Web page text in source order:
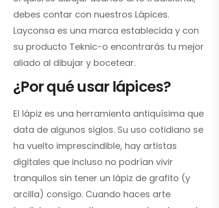
debes contar con nuestros Lápices.
Layconsa es una marca establecida y con
su producto Teknic-o encontrarás tu mejor
aliado al dibujar y bocetear.
¿Por qué usar lápices?
El lápiz es una herramienta antiquísima que
data de algunos siglos. Su uso cotidiano se
ha vuelto imprescindible, hay artistas
digitales que incluso no podrían vivir
tranquilos sin tener un lápiz de grafito (y
arcilla) consigo. Cuando haces arte